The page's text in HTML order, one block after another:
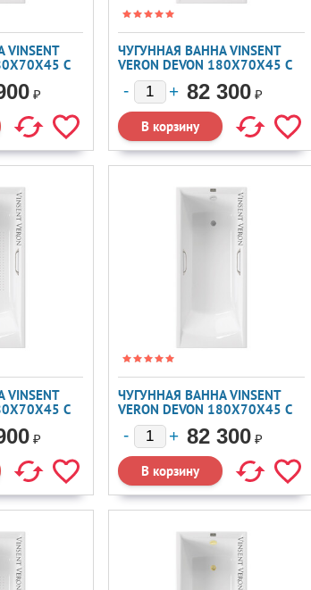
С
₽
ЧУГУННАЯ ВАННА VINSENT
VERON DEVON 180X70X45 С
ЧЕРНЫМИ МАТОВЫМИ
РУЧКАМИ 82 300 ₽
С
И А/П
₽
ЧУГУННАЯ ВАННА VINSENT
VERON DEVON 180X70X45 С
РУЧКАМИ ЦВЕТ НИКЕЛЬ
82 300 ₽